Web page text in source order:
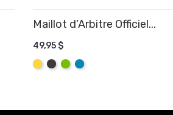
Maillot d’Arbitre Officiel...
49,95 $
JauneGraphite
LimeAqua
AJOUTER AU PANIER